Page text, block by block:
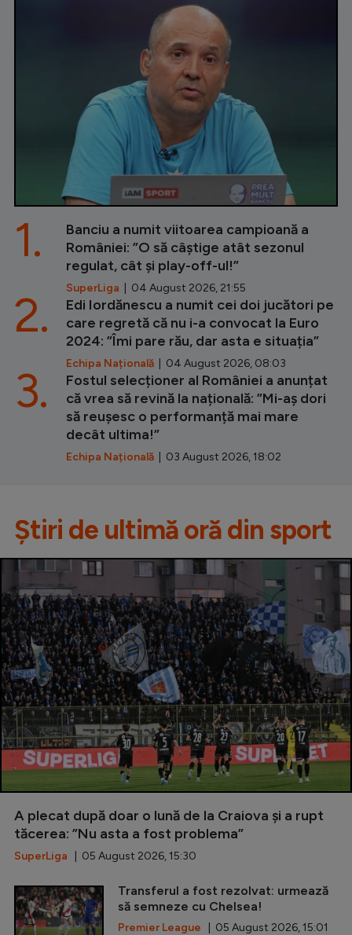
Banciu a numit viitoarea campioană a
României: ”O să câștige atât sezonul
regulat, cât și play-off-ul!”
SuperLiga | 04 August 2026, 21:55
1.
Edi Iordănescu a numit cei doi jucători pe
care regretă că nu i-a convocat la Euro
2024: ”Îmi pare rău, dar asta e situația”
Echipa Națională | 04 August 2026, 08:03
2.
Fostul selecționer al României a anunțat
că vrea să revină la națională: ”Mi-aș dori
să reușesc o performanță mai mare
decât ultima!”
Echipa Națională | 03 August 2026, 18:02
3.
Știri de ultimă oră din sport
A plecat după doar o lună de la Craiova și a rupt
tăcerea: ”Nu asta a fost problema”
SuperLiga | 05 August 2026, 15:30
Transferul a fost rezolvat: urmează
să semneze cu Chelsea!
Premier League | 05 August 2026, 15:01